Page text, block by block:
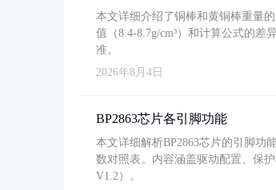
本文详细介绍了铜棒和黄铜棒重量
值（8.4-8.7g/cm³）和计算公式的差
准。
2026年8月4日
BP2863芯片各引脚功能
本文详细解析BP2863芯片的引脚功
数对照表。内容涵盖驱动配置、保
V1.2）。